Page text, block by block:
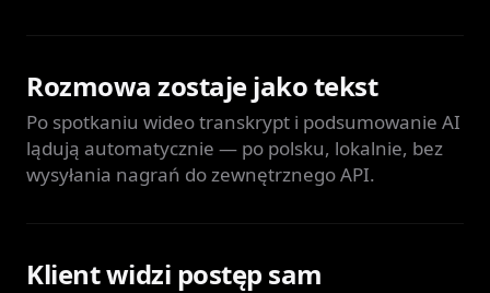
Rozmowa zostaje jako tekst
Po spotkaniu wideo transkrypt i podsumowanie AI
lądują automatycznie — po polsku, lokalnie, bez
wysyłania nagrań do zewnętrznego API.
Klient widzi postęp sam